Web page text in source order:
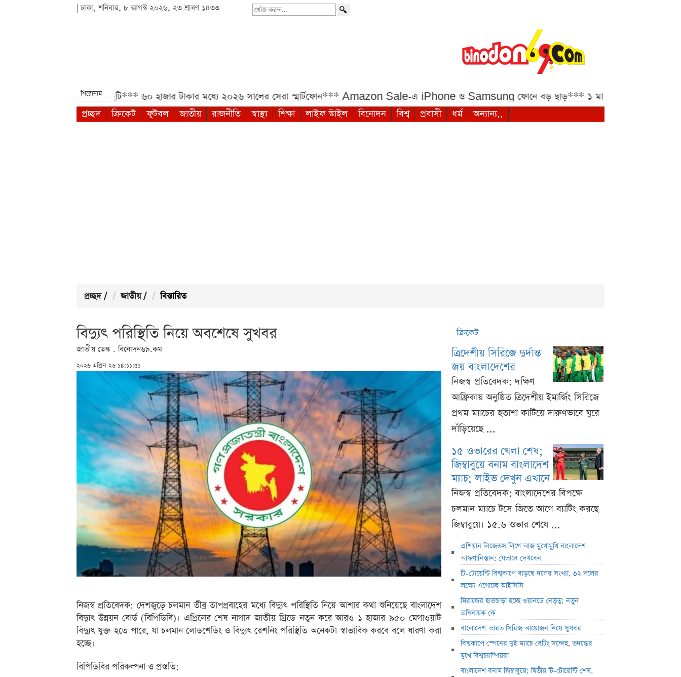
| ঢাকা, শনিবার, ৮ আগস্ট ২০২৬, ২৩ শ্রাবণ ১৪৩৩
খোঁজ
শিরোনাম
টানা ৪ দিনের ছুটি*** ৬০ হাজার টাকার মধ্যে ২০২৬ সালের সেরা স্মার্টফোন*** Amazon Sale-এ iPhone ও Samsung ফোনে বড় ছাড়*** ১ মালয়েশিয়ান রিংগিতের বিনিময়
প্রচ্ছদ
ক্রিকেট ফুটবল জাতীয় রাজনীতি স্বাস্থ্য শিক্ষা লাইফ স্টাইল বিনোদন বিশ্ব প্রবাসী ধর্ম অন্যান্য..
প্রচ্ছদ / জাতীয় / বিস্তারিত
বিদ্যুৎ পরিস্থিতি নিয়ে অবশেষে সুখবর
জাতীয় ডেস্ক . বিনোদন৬৯.কম
২০২৬ এপ্রিল ২৬ ১৪:১১:৫১
নিজস্ব প্রতিবেদক: দেশজুড়ে চলমান তীব্র তাপপ্রবাহের মধ্যে বিদ্যুৎ পরিস্থিতি নিয়ে আশার কথা শুনিয়েছে বাংলাদেশ
বিদ্যুৎ উন্নয়ন বোর্ড (বিপিডিবি)। এপ্রিলের শেষ নাগাদ জাতীয় গ্রিডে নতুন করে আরও ১ হাজার ৯৫০ মেগাওয়াট
বিদ্যুৎ যুক্ত হতে পারে, যা চলমান লোডশেডিং ও বিদ্যুৎ রেশনিং পরিস্থিতি অনেকটা স্বাভাবিক করবে বলে ধারণা করা
হচ্ছে।
বিপিডিবির পরিকল্পনা ও প্রস্ততি:
ক্রিকেট
ত্রিদেশীয় সিরিজে দুর্দান্ত
জয় বাংলাদেশের
নিজস্ব প্রতিবেদক: দক্ষিণ
আফ্রিকায় অনুষ্ঠিত ত্রিদেশীয় ইমার্জিং সিরিজে
প্রথম ম্যাচের হতাশা কাটিয়ে দারুণভাবে ঘুরে
দাঁড়িয়েছে ...
১৫ ওভারের খেলা শেষ;
জিম্বাবুয়ে বনাম বাংলাদেশ
ম্যাচ; লাইভ দেখুন এখানে
নিজস্ব প্রতিবেদক: বাংলাদেশের বিপক্ষে
চলমান ম্যাচে টসে জিতে আগে ব্যাটিং করছে
জিম্বাবুয়ে। ১৫.৬ ওভার শেষে ...
এশিয়ান লিজেন্ডস লিগে আজ মুখোমুখি বাংলাদেশ-
আফগানিস্তান: যেভাবে দেখবেন
টি-টোয়েন্টি বিশ্বকাপে বাড়ছে দলের সংখ্যা, ৩২ দলের
লক্ষ্যে এগোচ্ছে আইসিসি
মিরাজের হাতছাড়া হচ্ছে ওয়ানডে নেতৃত্ব; নতুন
অধিনায়ক কে
বাংলাদেশ-ভারত সিরিজ আয়োজন নিয়ে সুখবর
বিশ্বকাপে স্পেনের দুই ম্যাচে বেটিং সন্দেহ, তদন্তের
মুখে বিশ্বচ্যাম্পিয়রা
বাংলাদেশ বনাম জিম্বাবুয়ে; দ্বিতীয় টি-টোয়েন্টি শেষ,